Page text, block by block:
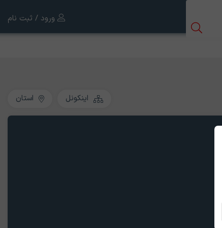
ورود / ثبت نام
اینکونل استان